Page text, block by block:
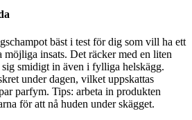
bäst i test för dig som vill ha ett
möjliga insats. Det räcker med en liten
smidigt in även i fylliga helskägg.
under dagen, vilket uppskattas
parfym. Tips: arbeta in produkten
för att nå huden under skägget.